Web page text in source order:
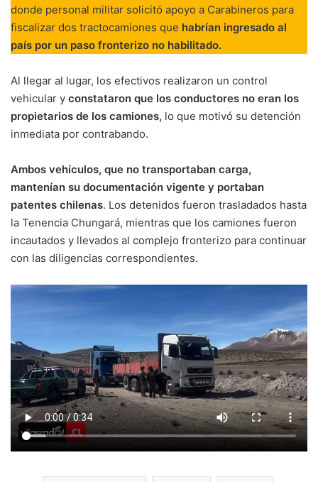
donde personal militar solicitó apoyo a Carabineros para
fiscalizar dos tractocamiones que habrían ingresado al
país por un paso fronterizo no habilitado.
Al llegar al lugar, los efectivos realizaron un control
vehicular y constataron que los conductores no eran los
propietarios de los camiones, lo que motivó su detención
inmediata por contrabando.
Ambos vehículos, que no transportaban carga,
mantenían su documentación vigente y portaban
patentes chilenas. Los detenidos fueron trasladados hasta
la Tenencia Chungará, mientras que los camiones fueron
incautados y llevados al complejo fronterizo para continuar
con las diligencias correspondientes.